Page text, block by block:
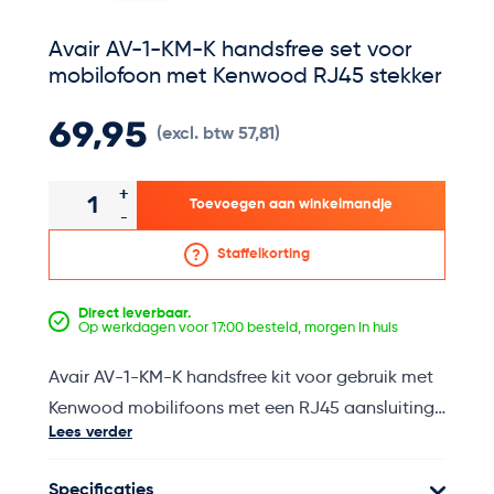
Avair AV-1-KM-K handsfree set voor
mobilofoon met Kenwood RJ45 stekker
69,95 (excl. btw 57,81)
Aantal
-
+
Toevoegen aan winkelmandje
Staffelkorting
Direct leverbaar.
Op werkdagen voor 17:00 besteld, morgen in huis
Avair AV-1-KM-K handsfree kit voor gebruik met
Kenwood mobilifoons met een RJ45 aansluiting.
Lees verder